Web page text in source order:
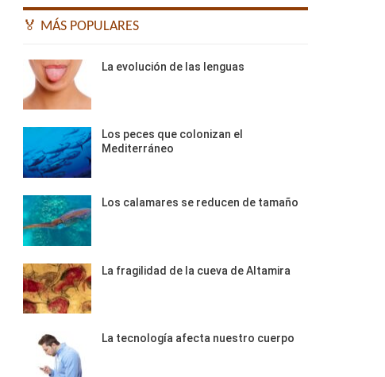
🏅 MÁS POPULARES
La evolución de las lenguas
Los peces que colonizan el
Mediterráneo
Los calamares se reducen de tamaño
La fragilidad de la cueva de Altamira
La tecnología afecta nuestro cuerpo